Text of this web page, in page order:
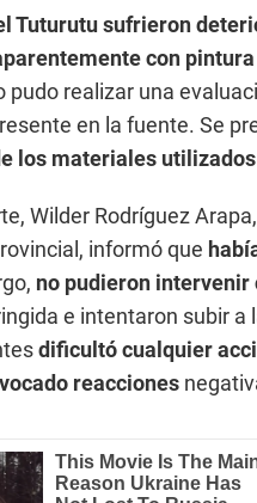
Tuturutu sufrieron
con pintura
pudo realizar una
en la fuente. Se
los materiales utilizados
Wilder Rodríguez
informó que
no pudieron intervenir
e intentaron subir a
dificultó cualquier
reacciones